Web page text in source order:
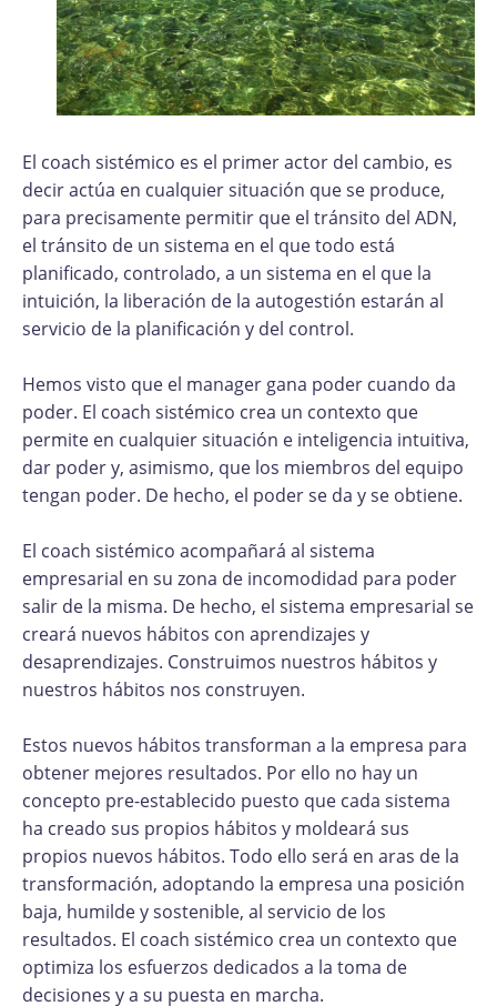
El coach sistémico es el primer actor del cambio, es
decir actúa en cualquier situación que se produce,
para precisamente permitir que el tránsito del ADN,
el tránsito de un sistema en el que todo está
planificado, controlado, a un sistema en el que la
intuición, la liberación de la autogestión estarán al
servicio de la planificación y del control.
Hemos visto que el manager gana poder cuando da
poder. El coach sistémico crea un contexto que
permite en cualquier situación e inteligencia intuitiva,
dar poder y, asimismo, que los miembros del equipo
tengan poder. De hecho, el poder se da y se obtiene.
El coach sistémico acompañará al sistema
empresarial en su zona de incomodidad para poder
salir de la misma. De hecho, el sistema empresarial se
creará nuevos hábitos con aprendizajes y
desaprendizajes. Construimos nuestros hábitos y
nuestros hábitos nos construyen.
Estos nuevos hábitos transforman a la empresa para
obtener mejores resultados. Por ello no hay un
concepto pre-establecido puesto que cada sistema
ha creado sus propios hábitos y moldeará sus
propios nuevos hábitos. Todo ello será en aras de la
transformación, adoptando la empresa una posición
baja, humilde y sostenible, al servicio de los
resultados. El coach sistémico crea un contexto que
optimiza los esfuerzos dedicados a la toma de
decisiones y a su puesta en marcha.